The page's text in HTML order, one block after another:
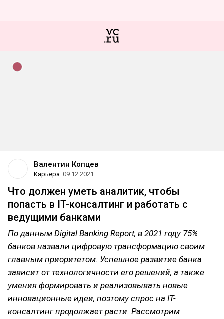
Валентин Копцев
Карьера 09.12.2021
Что должен уметь аналитик, чтобы
попасть в IT-консалтинг и работать с
ведущими банками
По данным Digital Banking Report, в 2021 году 75%
банков назвали цифровую трансформацию своим
главным приоритетом. Успешное развитие банка
зависит от технологичности его решений, а также
умения формировать и реализовывать новые
инновационные идеи, поэтому спрос на IT-
консалтинг продолжает расти. Рассмотрим